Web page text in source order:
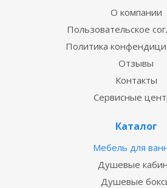
О компании
Пользовательское
Политика
Отзывы
Контакты
Сервисные
Каталог
Мебель для
Душевые
Душевые